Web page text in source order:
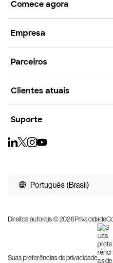
Comece agora
Empresa
Parceiros
Clientes atuais
Suporte
Português (Brasil)
Direitos autorais © 2026Privacidade
Suas preferências de privacidade